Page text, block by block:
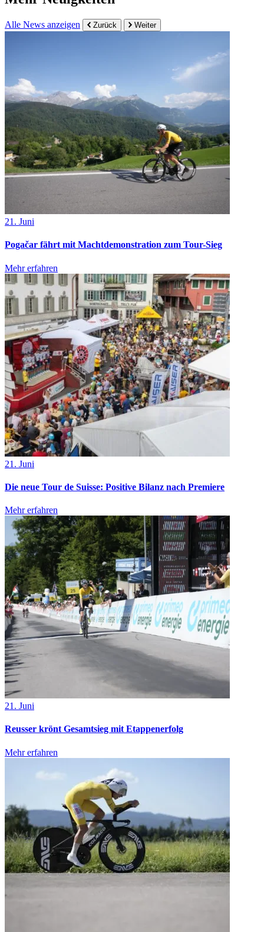
Alle News anzeigen Zurück Weiter
21. Juni
Pogačar fährt mit Machtdemonstration zum Tour-Sieg
Mehr erfahren
21. Juni
Die neue Tour de Suisse: Positive Bilanz nach Premiere
Mehr erfahren
21. Juni
Reusser krönt Gesamtsieg mit Etappenerfolg
Mehr erfahren